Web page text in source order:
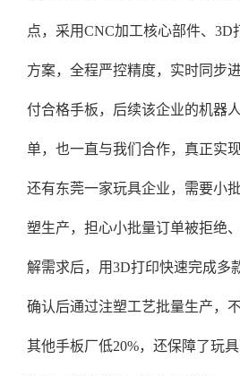
点，采用CNC加工核心部件、3D
方案，全程严控精度，实时同步
付合格手板，后续该企业的机器
单，也一直与我们合作，真正实现
还有东莞一家玩具企业，需要小
塑生产，担心小批量订单被拒绝
解需求后，用3D打印快速完成多
确认后通过注塑工艺批量生产，
其他手板厂低20%，还保障了玩